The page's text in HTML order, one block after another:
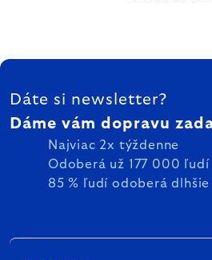
ZÁPÄTIE
Dáte si newsletter?
Dáme vám dopravu
Najviac 2x týždenne
Odoberá už 177 000 ľudí
85 % ľudí odoberá